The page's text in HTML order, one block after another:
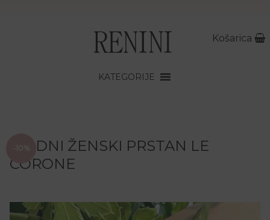
Košarica
KATEGORIJE
MODNI ŽENSKI PRSTAN LE
CORONE